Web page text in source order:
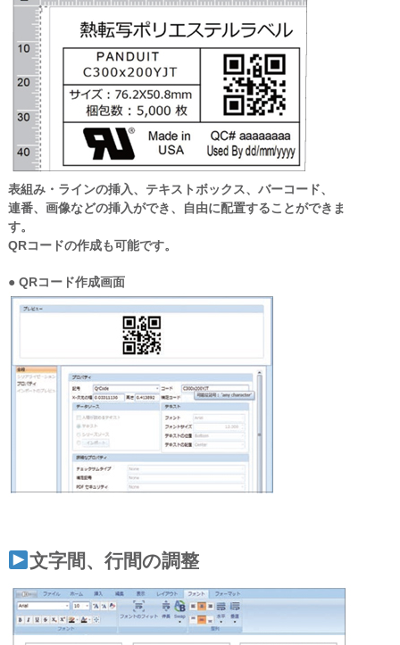
表組み・ラインの挿入、テキストボックス、バーコード、
連番、画像などの挿入ができ、自由に配置することができま
す。
QRコードの作成も可能です。
● QRコード作成画面
文字間、行間の調整